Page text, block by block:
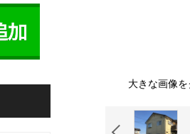
大きな画像